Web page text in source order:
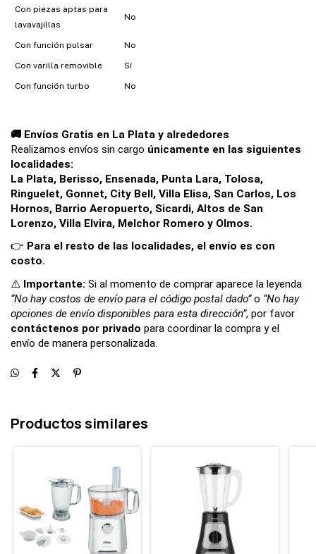
Con piezas aptas para
lavavajillas
No
Con función pulsar No
Con varilla removible Sí
Con función turbo No
🚚 Envíos Gratis en La Plata y alrededores
Realizamos envíos sin cargo únicamente en las siguientes
localidades:
La Plata, Berisso, Ensenada, Punta Lara, Tolosa,
Ringuelet, Gonnet, City Bell, Villa Elisa, San Carlos, Los
Hornos, Barrio Aeropuerto, Sicardi, Altos de San
Lorenzo, Villa Elvira, Melchor Romero y Olmos.
👉 Para el resto de las localidades, el envío es con
costo.
⚠️ Importante:
“No hay costos de envío para el código postal dado” o “No hay
opciones de envío disponibles para esta dirección”
contáctenos por privado para coordinar la compra y el
envío de manera personalizada.
Productos similares